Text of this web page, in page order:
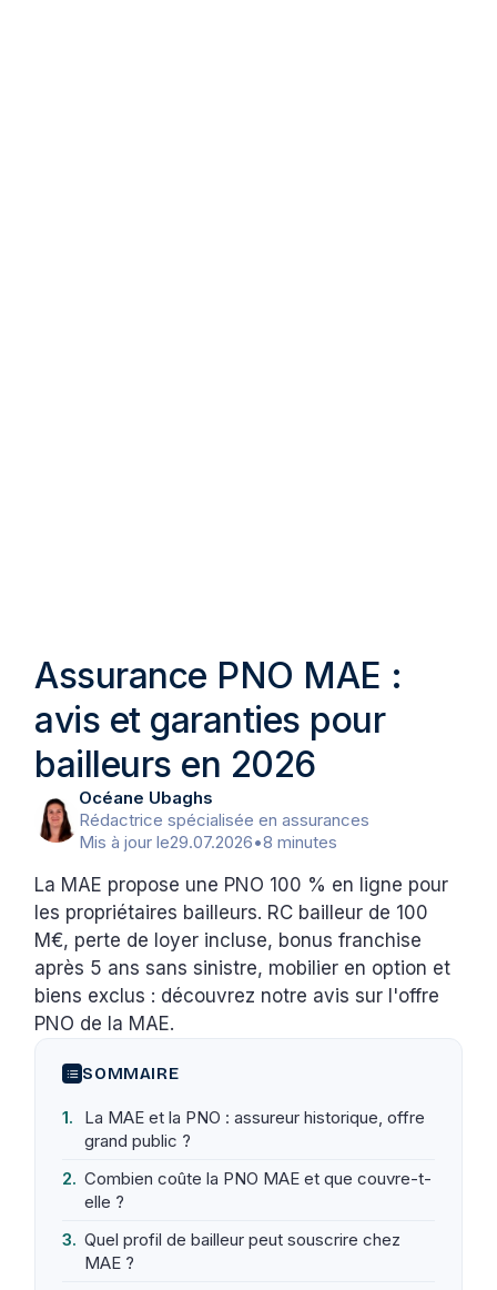
Assurance PNO MAE :
avis et garanties pour
bailleurs en 2026
Océane Ubaghs
Rédactrice spécialisée en assurances
Mis à jour le29.07.2026•8 minutes
La MAE propose une PNO 100 % en ligne pour
les propriétaires bailleurs. RC bailleur de 100
M€, perte de loyer incluse, bonus franchise
après 5 ans sans sinistre, mobilier en option et
biens exclus : découvrez notre avis sur l'offre
PNO de la MAE.
SOMMAIRE
La MAE et la PNO : assureur historique, offre
grand public ?
Combien coûte la PNO MAE et que couvre-t-
elle ?
Quel profil de bailleur peut souscrire chez
MAE ?